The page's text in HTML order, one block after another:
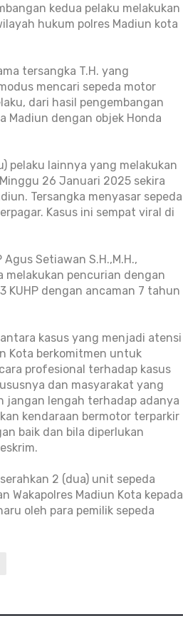
kedua pelaku melakukan
hukum polres Madiun kota
tersangka T.H. yang
mencari sepeda motor
dari hasil pengembangan
Madiun dengan objek Honda
pelaku lainnya yang melakukan
26 Januari 2025 sekira
Tersangka menyasar sepeda
Kasus ini sempat viral di
Setiawan S.H.,M.H.,
melakukan pencurian dengan
KUHP dengan ancaman 7 tahun
kasus yang menjadi atensi
Kota berkomitmen untuk
profesional terhadap kasus
dan masyarakat yang
lengah terhadap adanya
kendaraan bermotor terparkir
baik dan bila diperlukan
2 (dua) unit sepeda
Wakapolres Madiun Kota kepada
oleh para pemilik sepeda